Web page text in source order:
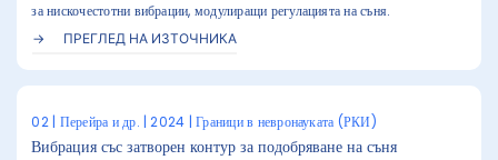
за нискочестотни вибрации, модулиращи регулацията на съня.
ПРЕГЛЕД НА ИЗТОЧНИКА
02 | Перейра и др. | 2024 | Граници в невронауката (РКИ)
Вибрация със затворен контур за подобряване на съня